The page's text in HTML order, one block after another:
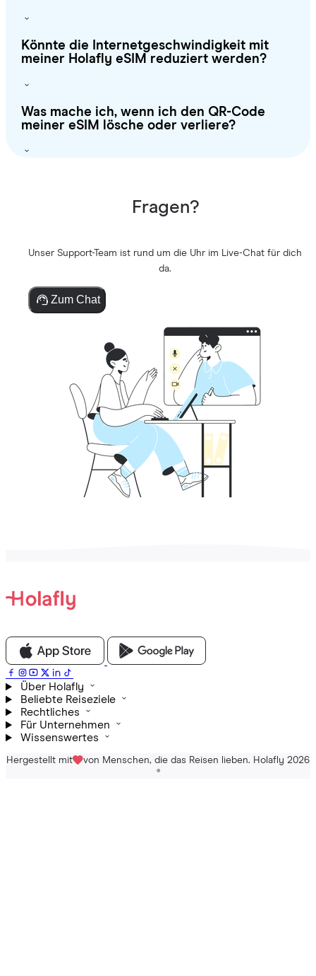
Könnte die Internetgeschwindigkeit mit
meiner Holafly eSIM reduziert werden?
Was mache ich, wenn ich den QR-Code
meiner eSIM lösche oder verliere?
Fragen?
Unser Support-Team ist rund um die Uhr im Live-Chat für dich
da.
Zum Chat
Über Holafly
Beliebte Reiseziele
Rechtliches
Für Unternehmen
Wissenswertes
Hergestellt mit von Menschen, die das Reisen lieben. Holafly 2026
®